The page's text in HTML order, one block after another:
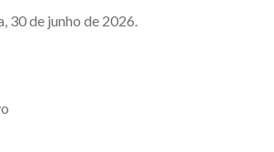
30 de junho de 2026.